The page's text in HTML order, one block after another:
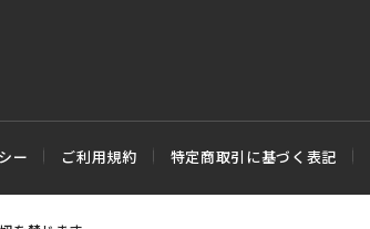
ー ご利用規約 特定商取引に基づく表記